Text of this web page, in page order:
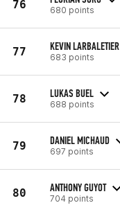
76 680 points
77 KEVIN LARBALETIER
683 points
78 LUKAS BUEL
688 points
79 DANIEL MICHAUD
697 points
80 ANTHONY GUYOT
704 points